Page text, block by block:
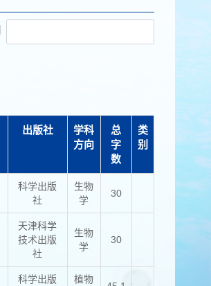
出版社
学科
方向
总
字
数
类
别
科学出版
社
生物
学
30
天津科学
技术出版
社
生物
学
30
科学出版
植物